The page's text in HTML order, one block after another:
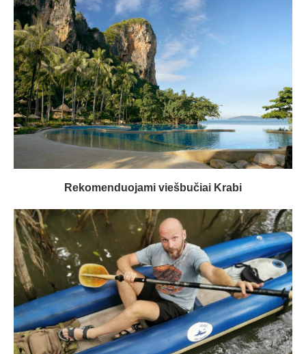
Rekomenduojami viešbučiai Krabi